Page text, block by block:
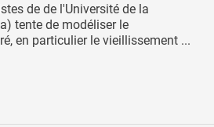
de de l'Université de la
tente de modéliser le
en particulier le vieillissement ...